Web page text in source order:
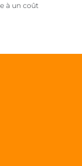
à un coût